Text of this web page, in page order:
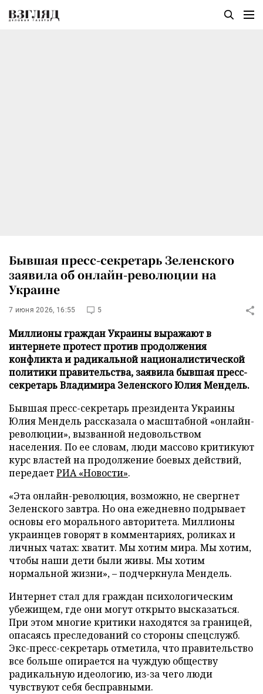
Бывшая пресс-секретарь Зеленского
заявила об онлайн-революции на
Украине
7 июня 2026, 16:55 5
Миллионы граждан Украины выражают в
интернете протест против продолжения
конфликта и радикальной националистической
политики правительства, заявила бывшая пресс-
секретарь Владимира Зеленского Юлия Мендель.
Бывшая пресс-секретарь президента Украины
Юлия Мендель рассказала о масштабной «онлайн-
революции», вызванной недовольством
населения. По ее словам, люди массово критикуют
курс властей на продолжение боевых действий,
передаетРИА «Новости».
«Эта онлайн-революция, возможно, не свергнет
Зеленского завтра. Но она ежедневно подрывает
основы его морального авторитета. Миллионы
украинцев говорят в комментариях, роликах и
личных чатах: хватит. Мы хотим мира. Мы хотим,
чтобы наши дети были живы. Мы хотим
нормальной жизни», – подчеркнула Мендель.
Интернет стал для граждан психологическим
убежищем, где они могут открыто высказаться.
При этом многие критики находятся за границей,
опасаясь преследований со стороны спецслужб.
Экс-пресс-секретарь отметила, что правительство
все больше опирается на чуждую обществу
радикальную идеологию, из-за чего люди
чувствуют себя бесправными.